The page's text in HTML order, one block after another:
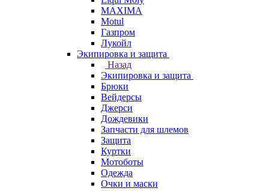
MAXIMA
Motul
Газпром
Лукойл
Экипировка и защита
Назад
Экипировка и защита
Брюки
Вейдерсы
Джерси
Дождевики
Запчасти для шлемов
Защита
Куртки
Мотоботы
Одежда
Очки и маски